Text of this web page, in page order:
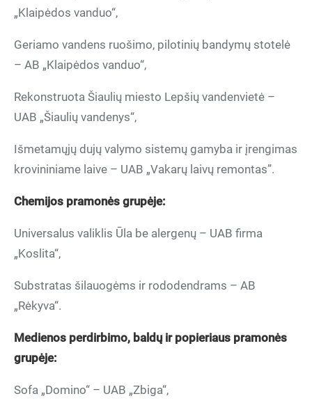
„Klaipėdos vanduo“,
Geriamo vandens ruošimo, pilotinių bandymų stotelė
– AB „Klaipėdos vanduo“,
Rekonstruota Šiaulių miesto Lepšių vandenvietė –
UAB „Šiaulių vandenys“,
Išmetamųjų dujų valymo sistemų gamyba ir įrengimas
krovininiame laive – UAB „Vakarų laivų remontas”.
Chemijos pramonės grupėje:
Universalus valiklis Ūla be alergenų – UAB firma
„Koslita“,
Substratas šilauogėms ir rododendrams – AB
„Rėkyva“.
Medienos perdirbimo, bald ų ir popieriaus pramonės
grupėje:
Sofa „Domino“ – UAB „Zbiga“,